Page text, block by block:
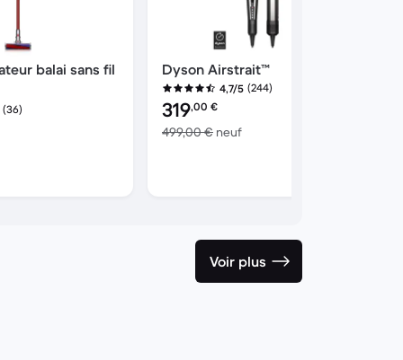
balai sans fil
(36)
Dyson Airstrait™
4,7/5 (244)
Prix reconditionné :
319,00 €
499,00 € neufcontre 499,00 € neuf
Voir plus